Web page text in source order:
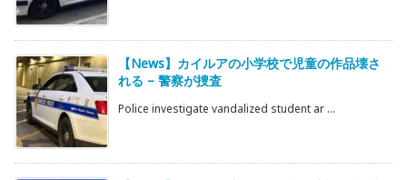
【News】カイルアの小学校で児童の作品壊さ
れる – 警察が捜査
Police investigate vandalized student ar ...